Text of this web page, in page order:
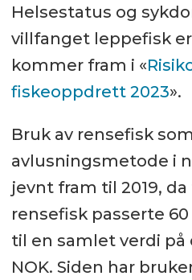
Helsestatus og
villfanget leppefisk
kommer fram i «
fiskeoppdrett 2023».
Bruk av rensefisk som
avlusningsmetode i
jevnt fram til 2019,
rensefisk passerte
til en samlet verdi på
NOK. Siden har